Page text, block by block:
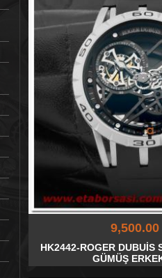
HK2442-ROGER DUBUİS
GÜMÜŞ